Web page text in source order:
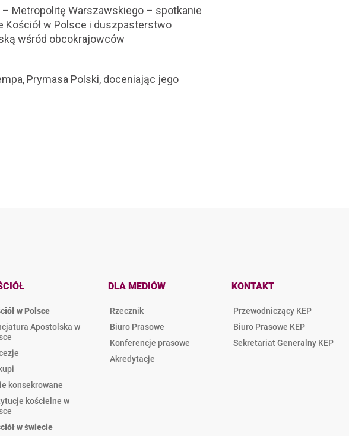
Metropolitę Warszawskiego – spotkanie
Kościół w Polsce i duszpasterstwo
wśród obcokrajowców
Prymasa Polski, doceniając jego
w Polsce
Apostolska w
konsekrowane
kościelne w
w świecie
DLA MEDIÓW
Rzecznik
Biuro Prasowe
Konferencje prasowe
Akredytacje
KONTAKT
Przewodniczący KEP
Biuro Prasowe KEP
Sekretariat Generalny KEP